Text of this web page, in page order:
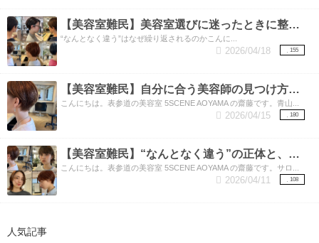
【美容室難民】美容室選びに迷ったときに整理したいこと。
“なんとなく違う”はなぜ繰り返されるのかこんに...
155
2026/04/18
【美容室難民】自分に合う美容師の見つけ方と、しっくりくる理由。
こんにちは。表参道の美容室 5SCENE AOYAMA の齋藤です。青山...
180
2026/04/15
【美容室難民】“なんとなく違う”の正体と、美容師が見ているもの。
こんにちは。表参道の美容室 5SCENE AOYAMA の齋藤です。サロ...
108
2026/04/11
人気記事